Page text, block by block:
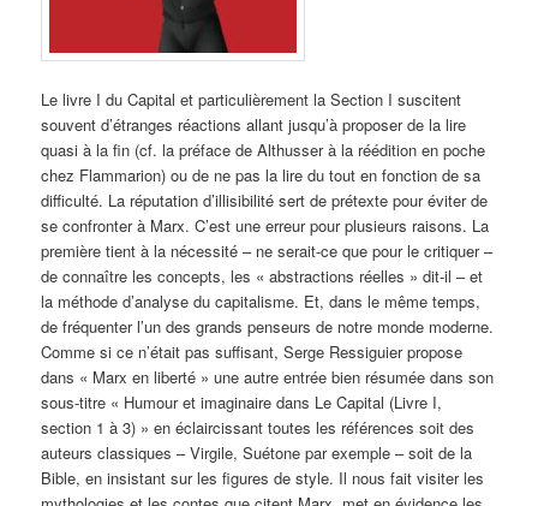
Le livre I du Capital et particulièrement la Section I suscitent
souvent d’étranges réactions allant jusqu’à proposer de la lire
quasi à la fin (cf. la préface de Althusser à la réédition en poche
chez Flammarion) ou de ne pas la lire du tout en fonction de sa
difficulté. La réputation d’illisibilité sert de prétexte pour éviter de
se confronter à Marx. C’est une erreur pour plusieurs raisons. La
première tient à la nécessité – ne serait-ce que pour le critiquer –
de connaître les concepts, les « abstractions réelles » dit-il – et
la méthode d’analyse du capitalisme. Et, dans le même temps,
de fréquenter l’un des grands penseurs de notre monde moderne.
Comme si ce n’était pas suffisant, Serge Ressiguier propose
dans « Marx en liberté » une autre entrée bien résumée dans son
sous-titre « Humour et imaginaire dans Le Capital (Livre I,
section 1 à 3) » en éclaircissant toutes les références soit des
auteurs classiques – Virgile, Suétone par exemple – soit de la
Bible, en insistant sur les figures de style. Il nous fait visiter les